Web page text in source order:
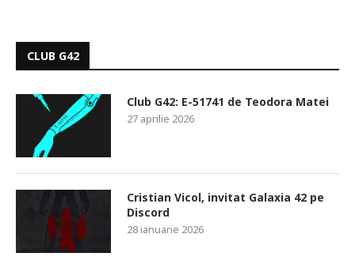
CLUB G42
Club G42: E-51741 de Teodora Matei
27 aprilie 2026
Cristian Vicol, invitat Galaxia 42 pe
Discord
28 ianuarie 2026